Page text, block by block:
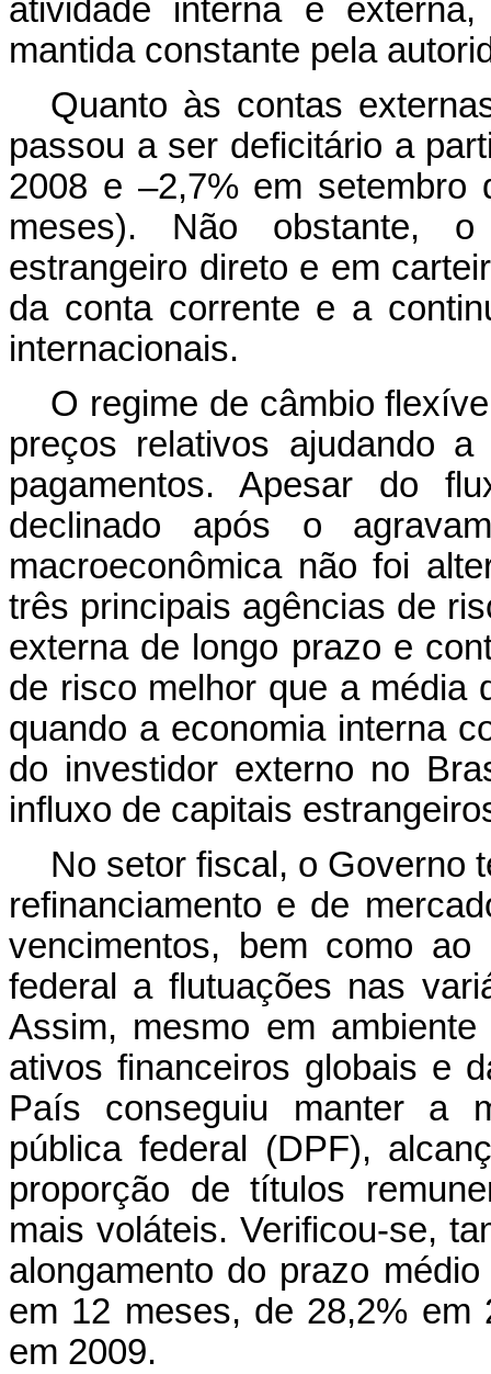
atividade interna e
mantida constante pela
Quanto às contas
passou a ser deficitário a
2008 e –2,7% em setembro
meses). Não obstante,
estrangeiro direto e em
da conta corrente e a
internacionais.
O regime de câmbio
preços relativos ajudando
pagamentos. Apesar do
declinado após o
macroeconômica não foi
três principais agências de
externa de longo prazo e
de risco melhor que a média
quando a economia interna
do investidor externo no
influxo de capitais
No setor fiscal, o Governo
refinanciamento e de
vencimentos, bem como
federal a flutuações nas
Assim, mesmo em
ativos financeiros globais e
País conseguiu manter a
pública federal (DPF),
proporção de títulos
mais voláteis. Verificou-se,
alongamento do prazo
em 12 meses, de 28,2% em
em 2009.